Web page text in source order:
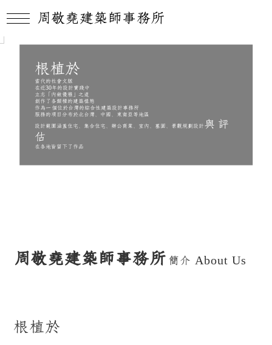
根植於
當代的社會文脈
在近30年的設計實踐中
立志「內斂優雅」之道
創作了各類種的建築樣態
作為一個位於台灣的綜合性建築設計事務所
服務的項目分布於北台灣、中國、東南亞等地區
設計範圍涵蓋住宅、集合住宅、辦公商業、室內、墓園、景觀規劃設計 與評
估
在各地皆留下了作品
周敬堯建築師事務所 簡介 About Us
根植於
周敬堯建築師事務所